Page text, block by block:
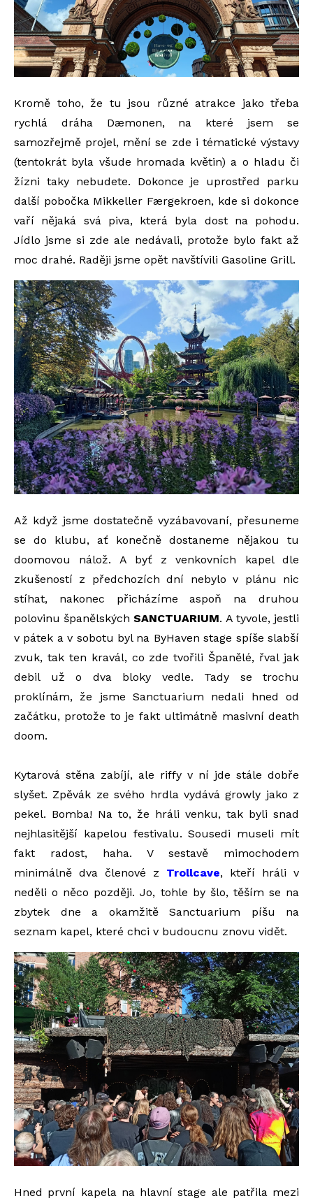
Kromě toho, že tu jsou různé atrakce jako třeba
rychlá dráha Dæmonen, na které jsem se
samozřejmě projel, mění se zde i tématické výstavy
(tentokrát byla všude hromada květin) a o hladu či
žízni taky nebudete. Dokonce je uprostřed parku
další pobočka Mikkeller Færgekroen, kde si dokonce
vaří nějaká svá piva, která byla dost na pohodu.
Jídlo jsme si zde ale nedávali, protože bylo fakt až
moc drahé. Raději jsme opět navštívili Gasoline Grill.
Až když jsme dostatečně vyzábavovaní, přesuneme
se do klubu, ať konečně dostaneme nějakou tu
doomovou nálož. A byť z venkovních kapel dle
zkušeností z předchozích dní nebylo v plánu nic
stíhat, nakonec přicházíme aspoň na druhou
polovinu španělskýchSANCTUARIUM. A tyvole, jestli
v pátek a v sobotu byl na ByHaven stage spíše slabší
zvuk, tak ten kravál, co zde tvořili Španělé, řval jak
debil už o dva bloky vedle. Tady se trochu
proklínám, že jsme Sanctuarium nedali hned od
začátku, protože to je fakt ultimátně masivní death
doom.
Kytarová stěna zabíjí, ale riffy v ní jde stále dobře
slyšet. Zpěvák ze svého hrdla vydává growly jako z
pekel. Bomba! Na to, že hráli venku, tak byli snad
nejhlasitější kapelou festivalu. Sousedi museli mít
fakt radost, haha. V sestavě mimochodem
minimálně dva členové z Trollcave, kteří hráli v
neděli o něco později. Jo, tohle by šlo, těším se na
zbytek dne a okamžitě Sanctuarium píšu na
seznam kapel, které chci v budoucnu znovu vidět.
Hned první kapela na hlavní stage ale patřila mezi